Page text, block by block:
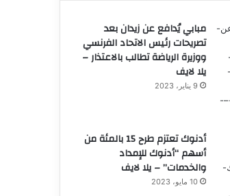
مبابي يُدافع عن زيدان بعد
تصريحات رئيس الاتحاد الفرنسي
ووزيرة الرياضة تطالب بالاعتذار –
يلا لايف
9 يناير، 2023
أدنوك تعتزم طرح 15 بالمئة من
أسهم “أدنوك للإمداد
والخدمات” – يلا لايف
10 مايو، 2023